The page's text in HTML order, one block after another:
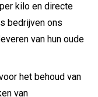
kilo en directe
bedrijven ons
van hun oude
het behoud van
van